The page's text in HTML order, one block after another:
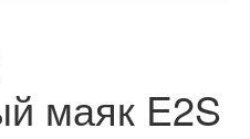
маяк E2S